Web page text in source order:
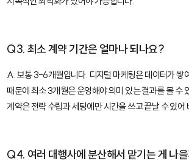
Q3. 최소 계약 기간은 얼마나 되나요?
A. 보통 3-6개월입니다. 디지털 마케팅은 데이터가 쌓
때문에 최소 3개월은 운영해야 의미 있는 결과를 볼 수
계약은 전략 수립과 세팅에만 시간을 쓰고 끝날 수 있어
Q4. 여러 대행사에 분산해서 맡기는 게 나